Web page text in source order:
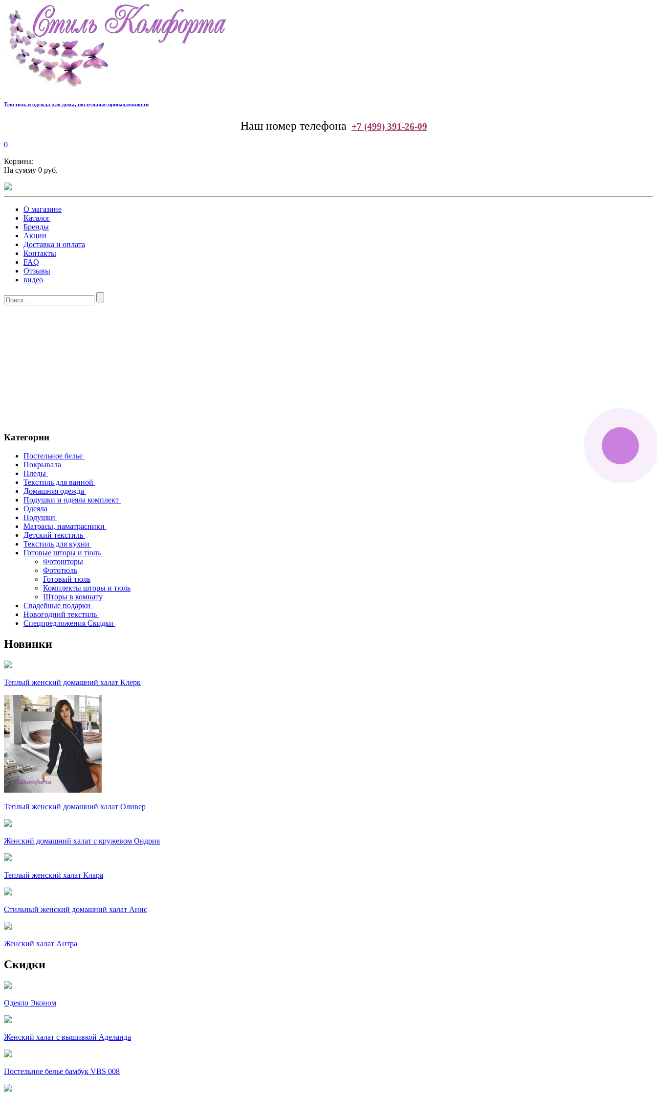
Текстиль и одежда для дома, постельные принадлежности
Наш номер телефона +7 (499) 391-26-09
0
Корзина:
На сумму 0 руб.
О магазине
Каталог
Бренды
Акции
Доставка и оплата
Контакты
FAQ
Отзывы
видео
Категории
Постельное белье
Покрывала
Пледы
Текстиль для ванной
Домашняя одежда
Подушки и одеяла комплект
Одеяла
Подушки
Матрасы, наматрасники
Детский текстиль
Текстиль для кухни
Готовые шторы и тюль
Фотошторы
Фототюль
Готовый тюль
Комплекты шторы и тюль
Шторы в комнату
Свадебные подарки
Новогодний текстиль
Спецпредложения Скидки
Новинки
Теплый женский домашний халат Клерк
Теплый женский домашний халат Оливер
Женский домашний халат с кружевом Ондрия
Теплый женский халат Клара
Стильный женский домашний халат Анис
Женский халат Антра
Скидки
Одеяло Эконом
Женский халат с вышивкой Аделаида
Постельное белье бамбук VBS 008